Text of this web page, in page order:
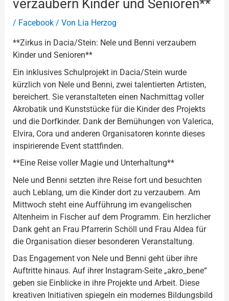
verzaubern Kinder und Senioren**
/ Facebook/ Von Lia Herzog
**Zirkus in Dacia/Stein: Nele und Benni verzaubern
Kinder und Senioren**
Ein inklusives Schulprojekt in Dacia/Stein wurde
kürzlich von Nele und Benni, zwei talentierten Artisten,
bereichert. Sie veranstalteten einen Nachmittag voller
Akrobatik und Kunststücke für die Kinder des Projekts
und die Dorfkinder. Dank der Bemühungen von Valerica,
Elvira, Cora und anderen Organisatoren konnte dieses
inspirierende Event stattfinden.
**Eine Reise voller Magie und Unterhaltung**
Nele und Benni setzten ihre Reise fort und besuchten
auch Leblang, um die Kinder dort zu verzaubern. Am
Mittwoch steht eine Aufführung im evangelischen
Altenheim in Fischer auf dem Programm. Ein herzlicher
Dank geht an Frau Pfarrerin Schöll und Frau Aldea für
die Organisation dieser besonderen Veranstaltung.
Das Engagement von Nele und Benni geht über ihre
Auftritte hinaus. Auf ihrer Instagram-Seite „akro_bene“
geben sie Einblicke in ihre Projekte und Arbeit. Diese
kreativen Initiativen spiegeln ein modernes Bildungsbild